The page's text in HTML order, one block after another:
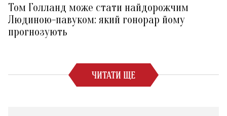
Том Голланд може стати найдорожчим
Людиною-павуком: який гонорар йому
прогнозують
ЧИТАТИ ЩЕ